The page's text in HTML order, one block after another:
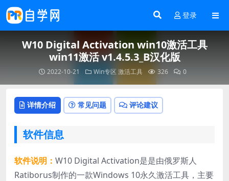
登录
W10 Digital Activation win10激活工具
win11激活 v1.4.5.3_B汉化版
2022-10-21 Win专区 激活工具 326 0
详情介绍 常见问题 评论建议
软件信息
软件说明： W10 Digital Activation是是由俄罗斯人
Ratiborus制作的一款Windows 10永久激活工具，主要